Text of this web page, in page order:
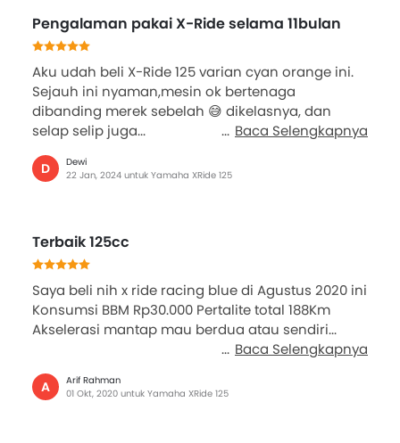
Pengalaman pakai X-Ride selama 11bulan
Aku udah beli X-Ride 125 varian cyan orange ini.
Sejauh ini nyaman,mesin ok bertenaga
dibanding merek sebelah 😅 dikelasnya, dan
selap selip juga...
Baca Selengkapnya
D
Dewi
22 Jan, 2024 untuk Yamaha XRide 125
Terbaik 125cc
Saya beli nih x ride racing blue di Agustus 2020 ini
Konsumsi BBM Rp30.000 Pertalite total 188Km
Akselerasi mantap mau berdua atau sendiri...
Baca Selengkapnya
A
Arif Rahman
01 Okt, 2020 untuk Yamaha XRide 125